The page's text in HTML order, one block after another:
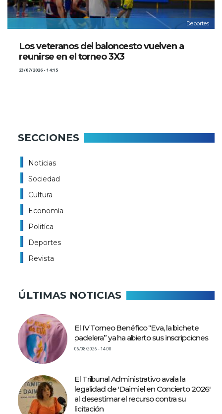
Deportes
Los veteranos del baloncesto vuelven a
reunirse en el torneo 3X3
23/07/2026 - 14:15
SECCIONES
Noticias
Sociedad
Cultura
Economía
Politíca
Deportes
Revista
ÚLTIMAS NOTICIAS
El IV Torneo Benéfico “Eva, la bichete
padelera” ya ha abierto sus inscripciones
06/08/2026 - 14:00
El Tribunal Administrativo avala la
legalidad de 'Daimiel en Concierto 2026'
al desestimar el recurso contra su
licitación